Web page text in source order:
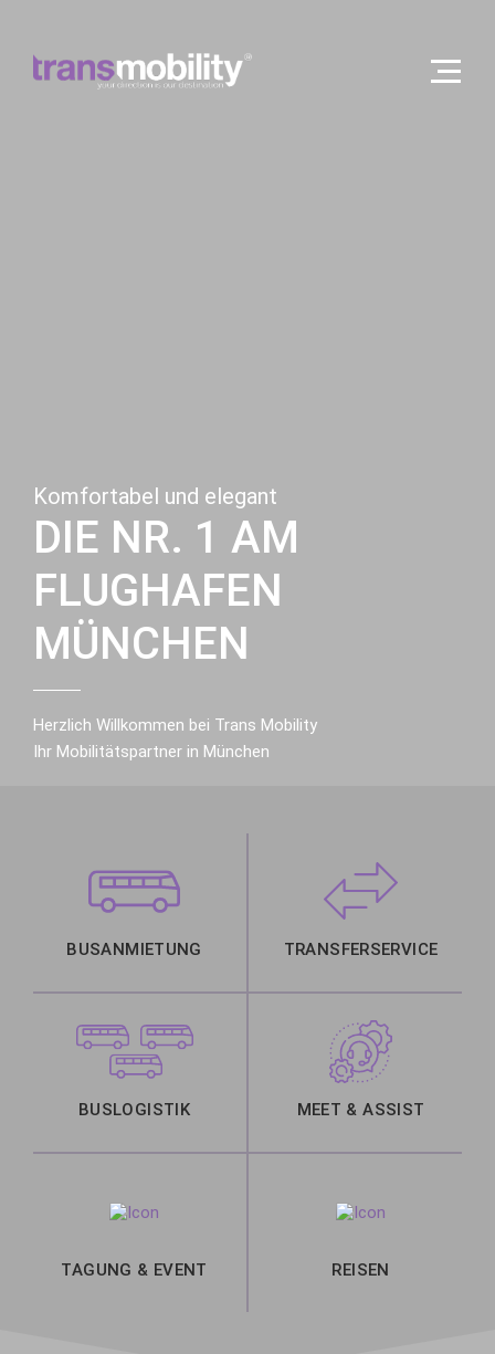
Komfortabel und elegant
DIE NR. 1 AM
FLUGHAFEN
MÜNCHEN
Herzlich Willkommen bei Trans Mobility
Ihr Mobilitätspartner in München
BUSANMIETUNG TRANSFERSERVICE
BUSLOGISTIK MEET & ASSIST
TAGUNG & EVENT REISEN